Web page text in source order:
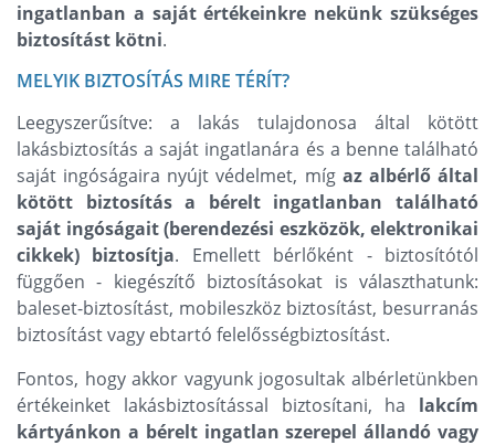
ingatlanban a saját értékeinkre nekünk szükséges
biztosítást kötni.
MELYIK BIZTOSÍTÁS MIRE TÉRÍT?
Leegyszerűsítve: a lakás tulajdonosa által kötött
lakásbiztosítás a saját ingatlanára és a benne található
saját ingóságaira nyújt védelmet, míg az albérlő által
kötött biztosítás a bérelt ingatlanban található
saját ingóságait (berendezési eszközök, elektronikai
cikkek) biztosítja. Emellett bérlőként - biztosítótól
függően - kiegészítő biztosításokat is választhatunk:
baleset-biztosítást, mobileszköz biztosítást, besurranás
biztosítást vagy ebtartó felelősségbiztosítást.
Fontos, hogy akkor vagyunk jogosultak albérletünkben
értékeinket lakásbiztosítással biztosítani, ha lakcím
kártyánkon a bérelt ingatlan szerepel állandó vagy